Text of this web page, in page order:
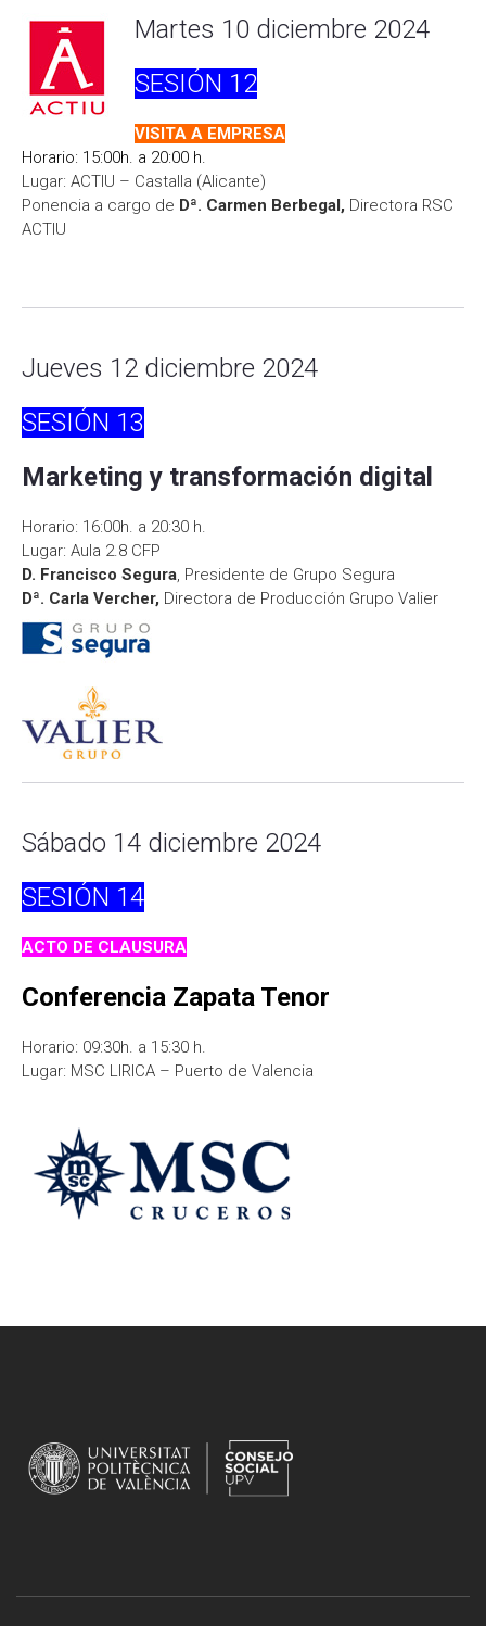
Martes 10 diciembre 2024
SESIÓN 12
VISITA A EMPRESA
Horario: 15:00h. a 20:00 h.
Lugar: ACTIU – Castalla (Alicante)
Ponencia a cargo de Dª. Carmen Berbegal, Directora RSC
ACTIU
Jueves 12 diciembre 2024
SESIÓN 13
Marketing y transformación digital
Horario: 16:00h. a 20:30 h.
Lugar: Aula 2.8 CFP
D. Francisco Segura, Presidente de Grupo Segura
Dª. Carla Vercher, Directora de Producción Grupo Valier
Sábado 14 diciembre 2024
SESIÓN 14
ACTO DE CLAUSURA
Conferencia Zapata Tenor
Horario: 09:30h. a 15:30 h.
Lugar: MSC LIRICA – Puerto de Valencia